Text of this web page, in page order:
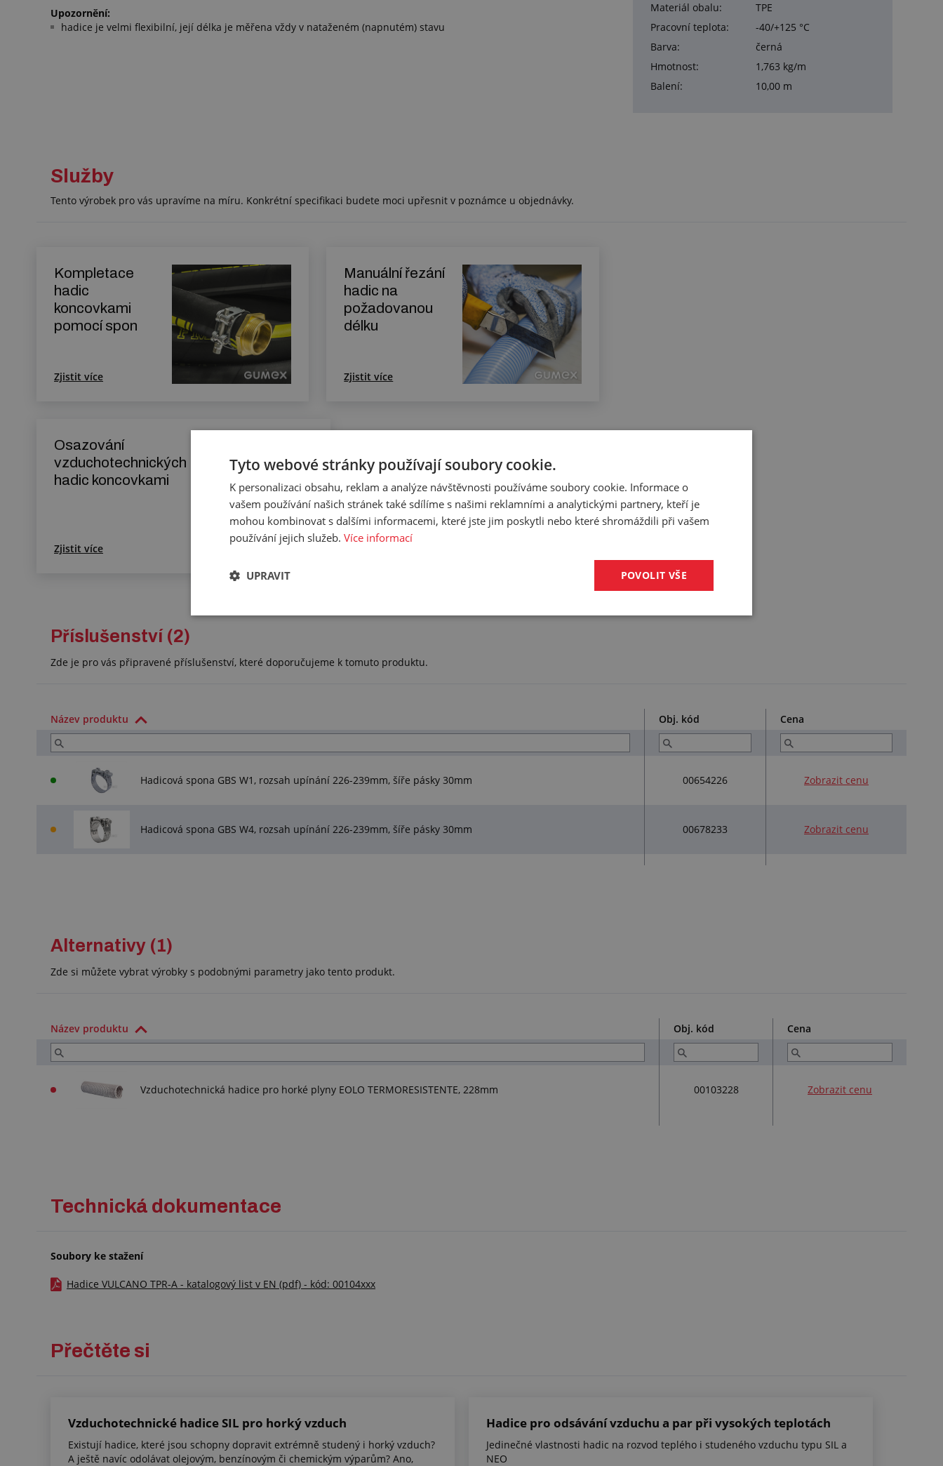
Upozornění:
hadice je velmi flexibilní, její délka je měřena vždy v nataženém (napnutém) stavu
Materiál obalu:
TPE
Pracovní teplota:
-40/+125 °C
Barva:
černá
Hmotnost:
1,763 kg/m
Balení:
10,00 m
Služby
Tento výrobek pro vás upravíme na míru. Konkrétní specifikaci budete moci upřesnit v poznámce u objednávky.
Kompletace
hadic
koncovkami
pomocí spon
Zjistit více
Manuální řezání
hadic na
požadovanou
délku
Zjistit více
Osazování
vzduchotechnických
hadic koncovkami
Zjistit více
Příslušenství (2)
Zde je pro vás připravené příslušenství, které doporučujeme k tomuto produktu.
Název produktu Obj. kód Cena
Hadicová spona GBS W1, rozsah upínání 226-239mm, šíře pásky 30mm 00654226 Zobrazit cenu
Hadicová spona GBS W4, rozsah upínání 226-239mm, šíře pásky 30mm 00678233 Zobrazit cenu
Alternativy (1)
Zde si můžete vybrat výrobky s podobnými parametry jako tento produkt.
Název produktu Obj. kód Cena
Vzduchotechnická hadice pro horké plyny EOLO TERMORESISTENTE, 228mm 00103228 Zobrazit cenu
Technická dokumentace
Soubory ke stažení
Hadice VULCANO TPR-A - katalogový list v EN (pdf) - kód: 00104xxx
Přečtěte si
Vzduchotechnické hadice SIL pro horký vzduch
Existují hadice, které jsou schopny dopravit extrémně studený i horký vzduch?
A ještě navíc odolávat olejovým, benzínovým či chemickým výparům? Ano,
Hadice pro odsávání vzduchu a par při vysokých teplotách
Jedinečné vlastnosti hadic na rozvod teplého i studeného vzduchu typu SIL a
NEO
Tyto webové stránky používají soubory cookie.
K personalizaci obsahu, reklam a analýze návštěvnosti používáme soubory cookie. Informace o
vašem používání našich stránek také sdílíme s našimi reklamními a analytickými partnery, kteří je
mohou kombinovat s dalšími informacemi, které jste jim poskytli nebo které shromáždili při vašem
používání jejich služeb. Více informací
POVOLIT VŠE
UPRAVIT